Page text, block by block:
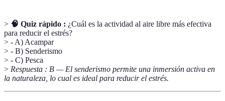
> 🧠 Quiz rápido : ¿Cuál es la actividad al aire libre más efectiva
para reducir el estrés?
> - A) Acampar
> - B) Senderismo
> - C) Pesca
> Respuesta : B — El senderismo permite una inmersión activa en
la naturaleza, lo cual es ideal para reducir el estrés.